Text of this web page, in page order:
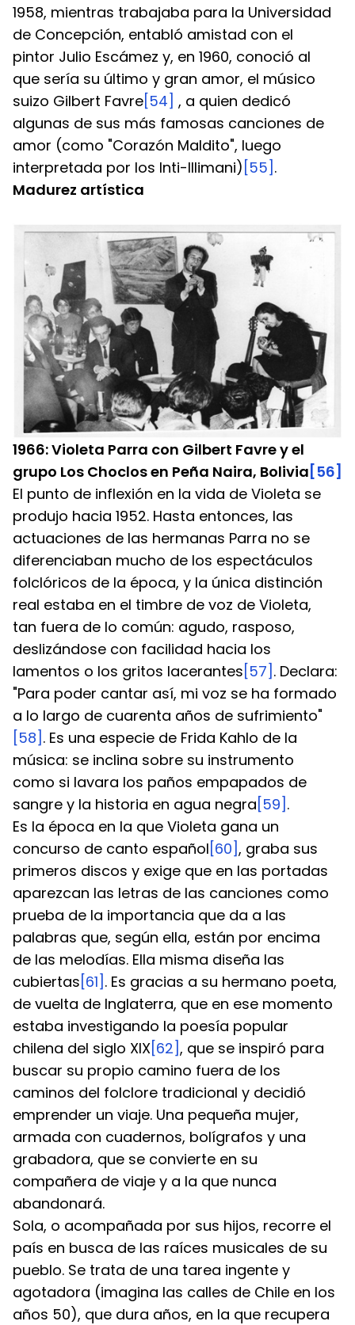
1958, mientras trabajaba para la Universidad
de Concepción, entabló amistad con el
pintor Julio Escámez y, en 1960, conoció al
que sería su último y gran amor, el músico
suizo Gilbert Favre[54] , a quien dedicó
algunas de sus más famosas canciones de
amor (como "Corazón Maldito", luego
interpretada por los Inti-Illimani) [55] .
Madurez artística
1966: Violeta Parra con Gilbert Favre y el
grupo Los Choclos en Peña Naira, Bolivia [56]
El punto de inflexión en la vida de Violeta se
produjo hacia 1952. Hasta entonces, las
actuaciones de las hermanas Parra no se
diferenciaban mucho de los espectáculos
folclóricos de la época, y la única distinción
real estaba en el timbre de voz de Violeta,
tan fuera de lo común: agudo, rasposo,
deslizándose con facilidad hacia los
lamentos o los gritos lacerantes [57] . Declara:
"Para poder cantar así, mi voz se ha formado
a lo largo de cuarenta años de sufrimiento"
[58] . Es una especie de Frida Kahlo de la
música: se inclina sobre su instrumento
como si lavara los paños empapados de
sangre y la historia en agua negra [59] .
Es la época en la que Violeta gana un
concurso de canto español [60], graba sus
primeros discos y exige que en las portadas
aparezcan las letras de las canciones como
prueba de la importancia que da a las
palabras que, según ella, están por encima
de las melodías. Ella misma diseña las
cubiertas [61] . Es gracias a su hermano poeta,
de vuelta de Inglaterra, que en ese momento
estaba investigando la poesía popular
chilena del siglo XIX[62], que se inspiró para
buscar su propio camino fuera de los
caminos del folclore tradicional y decidió
emprender un viaje. Una pequeña mujer,
armada con cuadernos, bolígrafos y una
grabadora, que se convierte en su
compañera de viaje y a la que nunca
abandonará.
Sola, o acompañada por sus hijos, recorre el
país en busca de las raíces musicales de su
pueblo. Se trata de una tarea ingente y
agotadora (imagina las calles de Chile en los
años 50), que dura años, en la que recupera